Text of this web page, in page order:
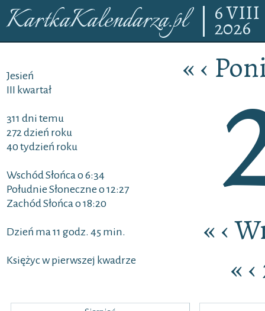
KartkaKalendarza.pl 6VIII
2026
Jesień
III kwartał
311 dni temu
272 dzień roku
40 tydzień roku
Wschód Słońca o 6:34
Południe Słoneczne o 12:27
Zachód Słońca o 18:20
Dzień ma 11 godz. 45 min.
Księżyc w pierwszej kwadrze
«‹
«‹
«‹